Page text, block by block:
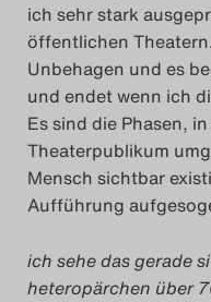
ich sehr stark
öffentlichen
Unbehagen und es
und endet wenn ich
Es sind die Phasen,
Theaterpublikum
Mensch sichtbar
Aufführung
ich sehe das gerade
heteropärchen über